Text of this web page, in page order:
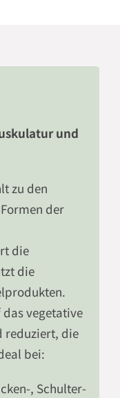
und
zu den
der
die
die
vegetative
reduziert, die
bei:
, Schulter-